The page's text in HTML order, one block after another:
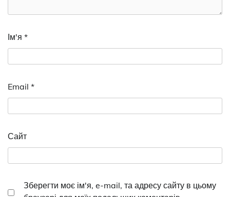
Ім'я *
Email *
Сайт
Зберегти моє ім'я, e-mail, та адресу сайту в цьому